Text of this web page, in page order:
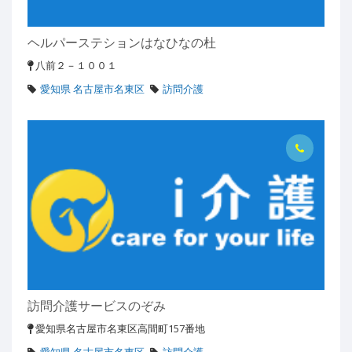
ヘルパーステションはなひなの杜
八前２－１００１
愛知県 名古屋市名東区
訪問介護
訪問介護サービスのぞみ
愛知県名古屋市名東区高間町157番地